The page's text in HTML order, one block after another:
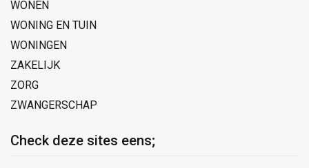
WONEN
WONING EN TUIN
WONINGEN
ZAKELIJK
ZORG
ZWANGERSCHAP
Check deze sites eens;